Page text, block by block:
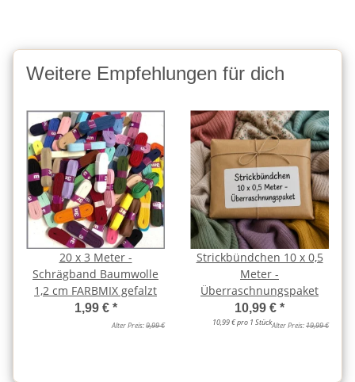
Weitere Empfehlungen für dich
20 x 3 Meter -
Schrägband Baumwolle
1,2 cm FARBMIX gefalzt
1,99 € *
Alter Preis:9,99 €
Strickbündchen 10 x 0,5
Meter -
Überraschnungspaket
10,99 € *
10,99 € pro 1 StückAlter Preis:19,99 €